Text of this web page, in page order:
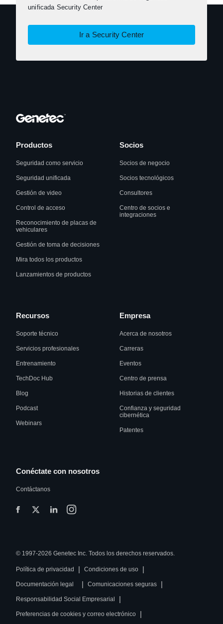
unificada Security Center
Ir a Security Center
Productos
Seguridad como servicio
Seguridad unificada
Gestión de video
Control de acceso
Reconocimiento de placas de
vehiculares
Gestión de toma de decisiones
Mira todos los productos
Lanzamientos de productos
Socios
Socios de negocio
Socios tecnológicos
Consultores
Centro de socios e
integraciones
Recursos
Soporte técnico
Servicios profesionales
Entrenamiento
TechDoc Hub
Blog
Podcast
Webinars
Empresa
Acerca de nosotros
Carreras
Eventos
Centro de prensa
Historias de clientes
Confianza y seguridad
cibernética
Patentes
Conéctate con nosotros
Contáctanos
© 1997-2026 Genetec Inc. Todos los derechos reservados.
Política de privacidad | Condiciones de uso |
Documentación legal | Comunicaciones seguras |
Responsabilidad Social Empresarial |
Preferencias de cookies y correo electrónico |